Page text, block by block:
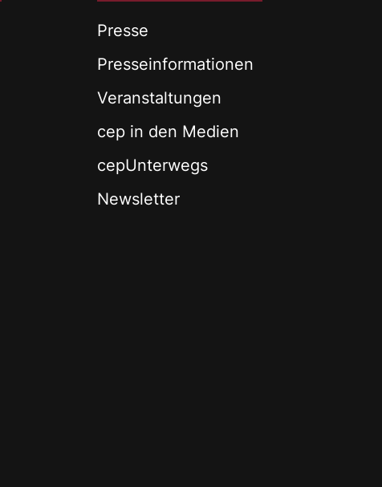
Presse
Presseinformationen
Veranstaltungen
cep in den Medien
cepUnterwegs
Newsletter